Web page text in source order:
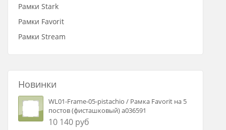
Рамки Stark
Рамки Favorit
Рамки Stream
Новинки
WL01-Frame-05-pistachio / Рамка Favorit на 5
постов (фисташковый) a036591
10 140 руб